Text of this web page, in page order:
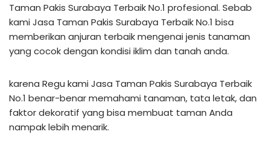
Taman Pakis Surabaya Terbaik No.1 profesional. Sebab
kami Jasa Taman Pakis Surabaya Terbaik No.1 bisa
memberikan anjuran terbaik mengenai jenis tanaman
yang cocok dengan kondisi iklim dan tanah anda.
karena Regu kami Jasa Taman Pakis Surabaya Terbaik
No.1 benar-benar memahami tanaman, tata letak, dan
faktor dekoratif yang bisa membuat taman Anda
nampak lebih menarik.